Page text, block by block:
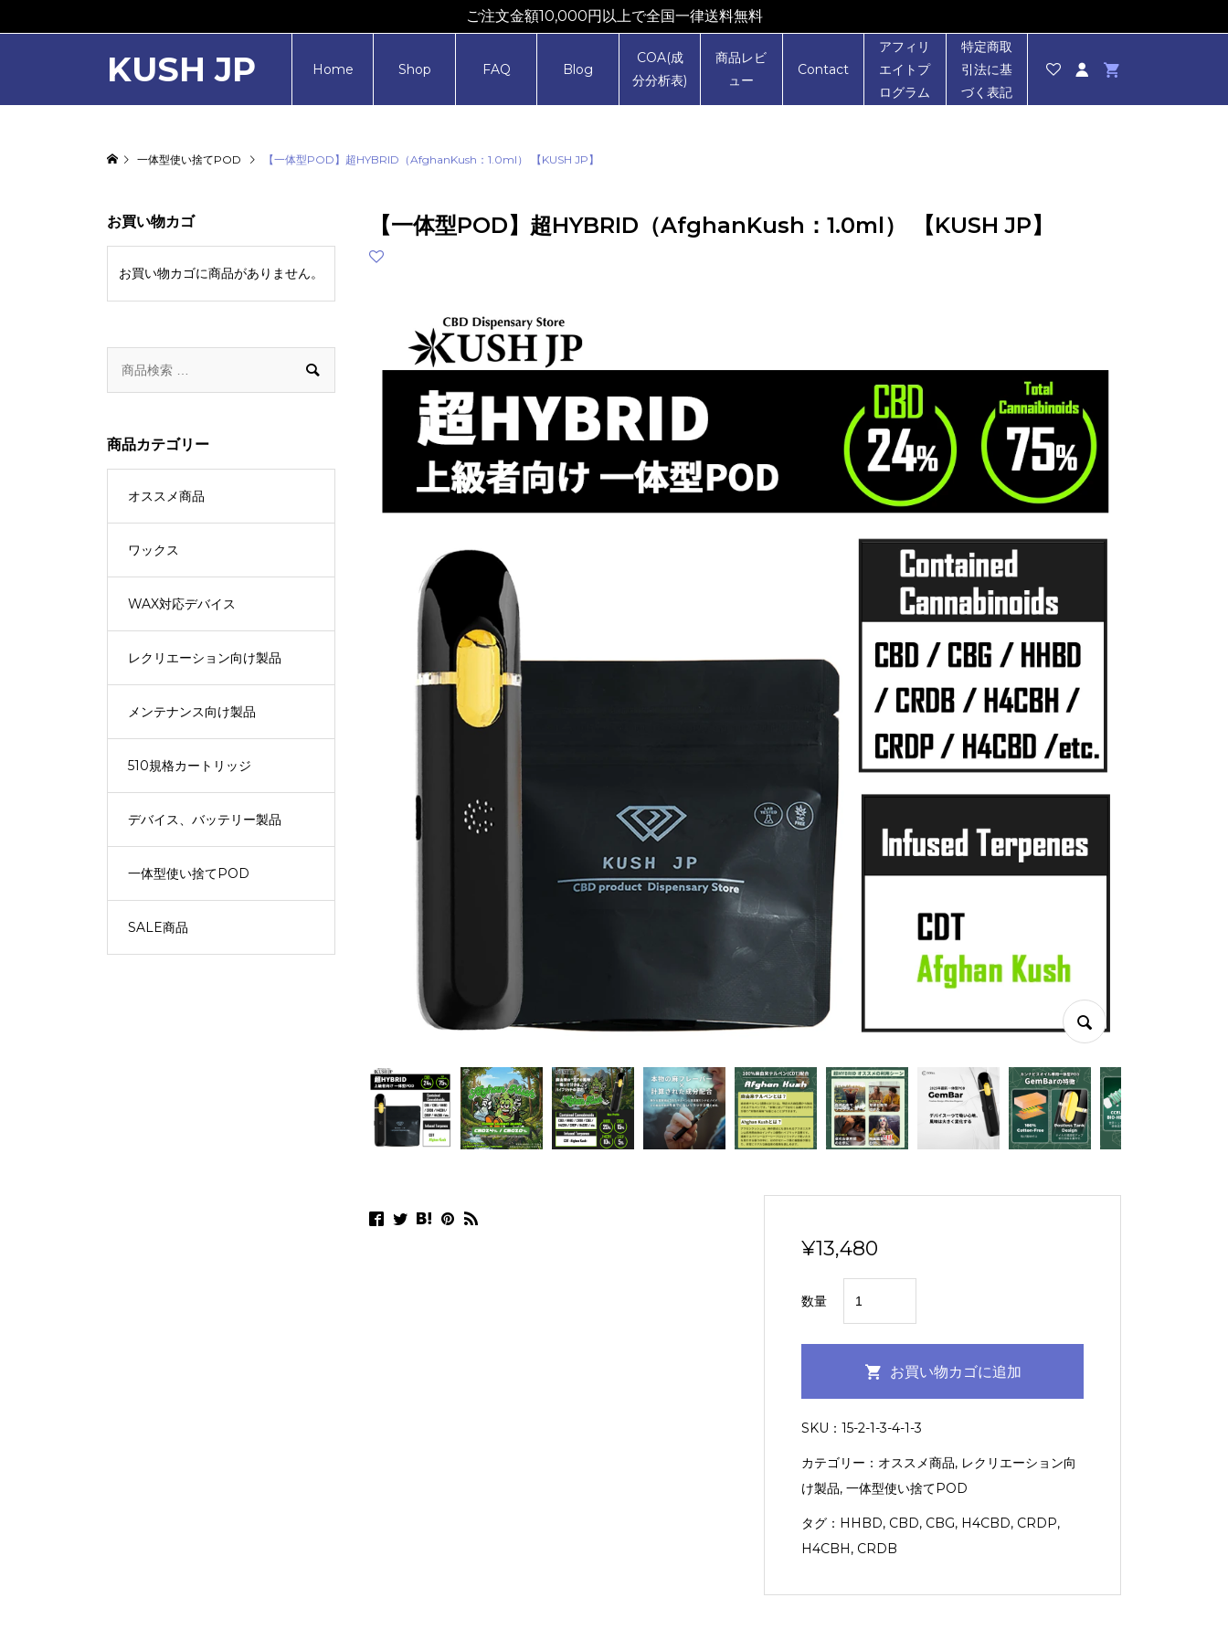
ご注文金額10,000円以上で全国一律送料無料
KUSH JP Home Shop FAQ Blog
COA(成
分分析表)
商品レビ
ュー
Contact
アフィリ
エイトプ
ログラム
特定商取
引法に基
づく表記
一体型使い捨てPOD 【一体型POD】超HYBRID（AfghanKush：1.0ml） 【KUSH JP】
【一体型POD】超HYBRID（AfghanKush：1.0ml） 【KUSH JP】
¥13,480
数量
型
POD】
【KUSH
JP】
個
お買い物カゴに追加
SKU：15-2-1-3-4-1-3
カテゴリー： オススメ商品, レクリエーション向
け製品,一体型使い捨てPOD
タグ： HHBD, CBD, CBG, H4CBD, CRDP,
H4CBH, CRDB
お買い物カゴ
お買い物カゴに商品がありません。

商品カテゴリー
オススメ商品
ワックス
WAX対応デバイス
レクリエーション向け製品
メンテナンス向け製品
510規格カートリッジ
デバイス、バッテリー製品
一体型使い捨てPOD
SALE商品